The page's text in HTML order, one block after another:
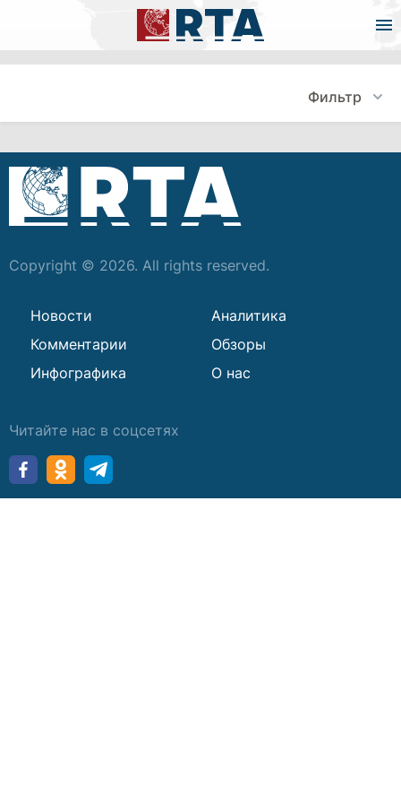
Фильтр
Copyright © 2026. All rights reserved.
Новости
Аналитика
Комментарии
Обзоры
Инфографика
О нас
Читайте нас в соцсетях